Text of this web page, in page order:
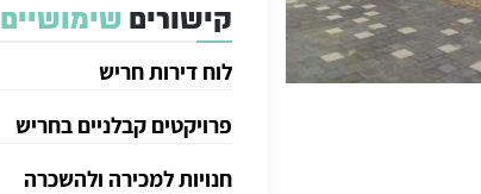
קישורים שימושיים
לוח דירות חריש
פרויקטים קבלניים בחריש
חנויות למכירה ולהשכרה